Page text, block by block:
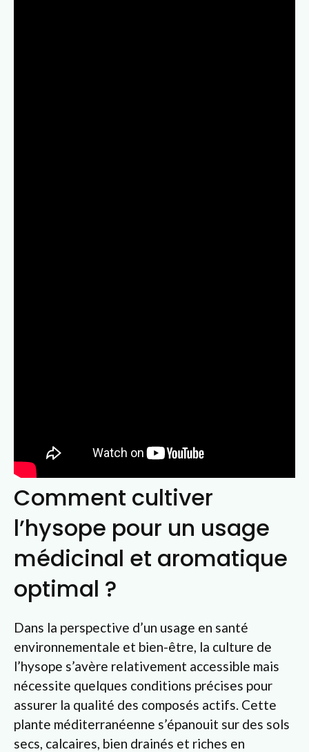
Comment cultiver
l’hysope pour un usage
médicinal et aromatique
optimal ?
Dans la perspective d’un usage en santé
environnementale et bien-être, la culture de
l’hysope s’avère relativement accessible mais
nécessite quelques conditions précises pour
assurer la qualité des composés actifs. Cette
plante méditerranéenne s’épanouit sur des sols
secs, calcaires, bien drainés et riches en